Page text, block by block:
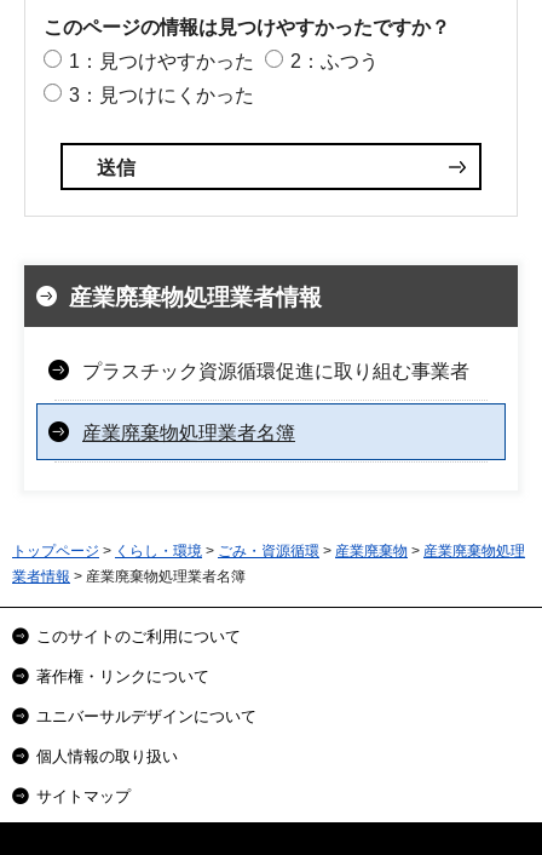
このページの情報は見つけやすかったですか？
1：見つけやすかった
2：ふつう
3：見つけにくかった
産業廃棄物処理業者情報
プラスチック資源循環促進に取り組む事業者
産業廃棄物処理業者名簿
トップページ > くらし・環境 > ごみ・資源循環 > 産業廃棄物 > 産業廃棄物処理
業者情報 > 産業廃棄物処理業者名簿
このサイトのご利用について
著作権・リンクについて
ユニバーサルデザインについて
個人情報の取り扱い
サイトマップ